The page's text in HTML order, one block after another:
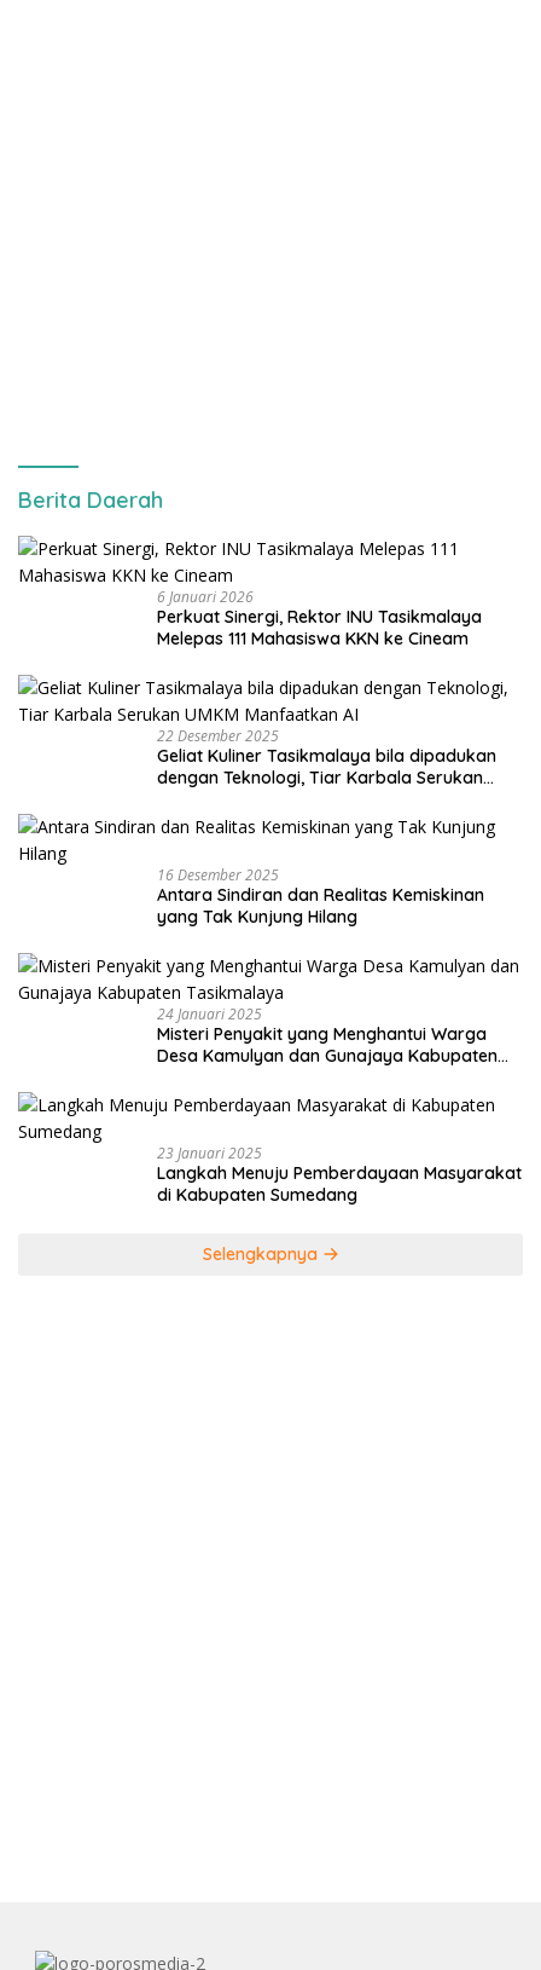
Berita Daerah
6 Januari 2026
Perkuat Sinergi, Rektor INU Tasikmalaya
Melepas 111 Mahasiswa KKN ke Cineam
22 Desember 2025
Geliat Kuliner Tasikmalaya bila dipadukan
dengan Teknologi, Tiar Karbala Serukan
16 Desember 2025
Antara Sindiran dan Realitas Kemiskinan
yang Tak Kunjung Hilang
24 Januari 2025
Misteri Penyakit yang Menghantui Warga
Desa Kamulyan dan Gunajaya Kabupaten
23 Januari 2025
Langkah Menuju Pemberdayaan Masyarakat
di Kabupaten Sumedang
Selengkapnya